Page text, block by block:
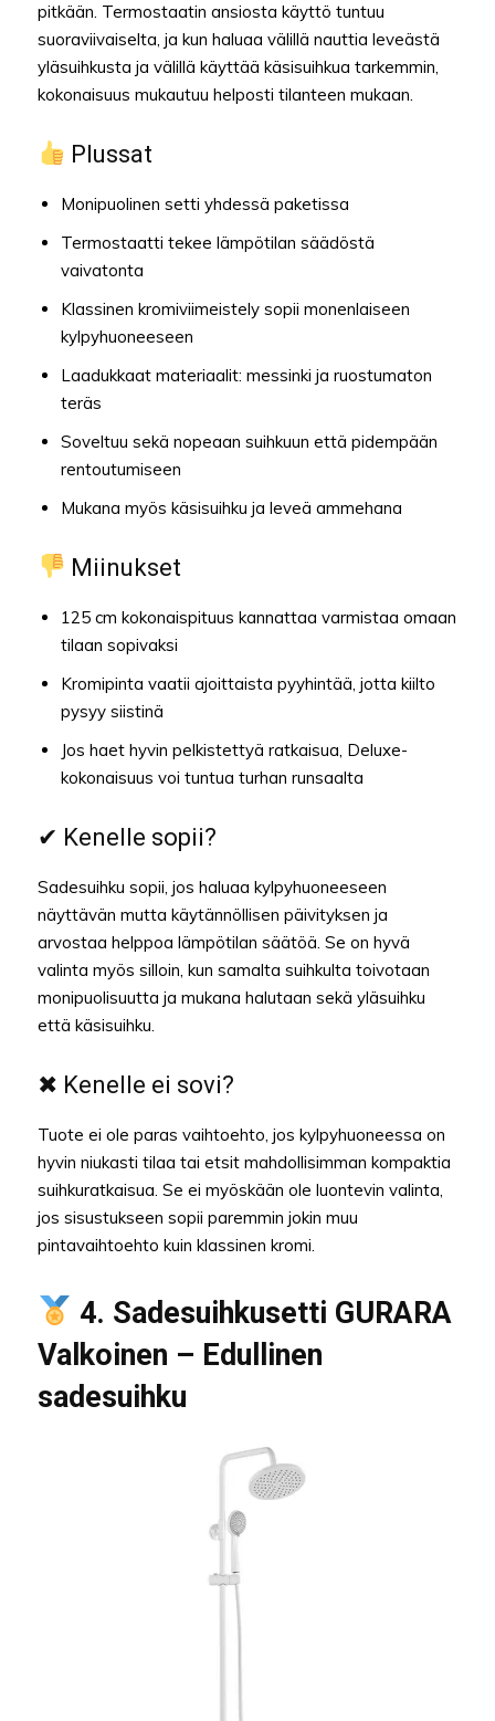
pitkään. Termostaatin ansiosta käyttö tuntuu
suoraviivaiselta, ja kun haluaa välillä nauttia leveästä
yläsuihkusta ja välillä käyttää käsisuihkua tarkemmin,
kokonaisuus mukautuu helposti tilanteen mukaan.
Plussat
Monipuolinen setti yhdessä paketissa
Termostaatti tekee lämpötilan säädöstä
vaivatonta
Klassinen kromiviimeistely sopii monenlaiseen
kylpyhuoneeseen
Laadukkaat materiaalit: messinki ja ruostumaton
teräs
Soveltuu sekä nopeaan suihkuun että pidempään
rentoutumiseen
Mukana myös käsisuihku ja leveä ammehana
Miinukset
125 cm kokonaispituus kannattaa varmistaa omaan
tilaan sopivaksi
Kromipinta vaatii ajoittaista pyyhintää, jotta kiilto
pysyy siistinä
Jos haet hyvin pelkistettyä ratkaisua, Deluxe-
kokonaisuus voi tuntua turhan runsaalta
✔ Kenelle sopii?
Sadesuihku sopii, jos haluaa kylpyhuoneeseen
näyttävän mutta käytännöllisen päivityksen ja
arvostaa helppoa lämpötilan säätöä. Se on hyvä
valinta myös silloin, kun samalta suihkulta toivotaan
monipuolisuutta ja mukana halutaan sekä yläsuihku
että käsisuihku.
✖ Kenelle ei sovi?
Tuote ei ole paras vaihtoehto, jos kylpyhuoneessa on
hyvin niukasti tilaa tai etsit mahdollisimman kompaktia
suihkuratkaisua. Se ei myöskään ole luontevin valinta,
jos sisustukseen sopii paremmin jokin muu
pintavaihtoehto kuin klassinen kromi.
4. Sadesuihkusetti GURARA
Valkoinen – Edullinen
sadesuihku